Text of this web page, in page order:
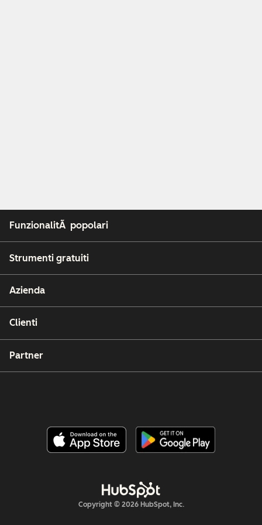
FunzionalitÃ popolari
Strumenti gratuiti
Azienda
Clienti
Partner
Copyright © 2026 HubSpot, Inc.